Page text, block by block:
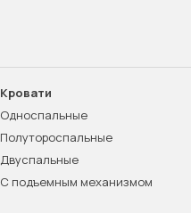
Кровати
Односпальные
Полутороспальные
Двуспальные
С подъемным механизмом